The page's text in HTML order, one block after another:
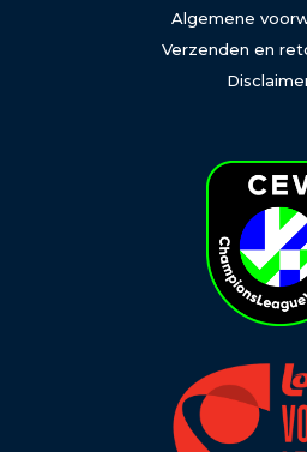
Algemene
Verzenden en